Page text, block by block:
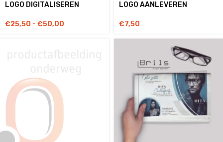
LOGO DIGITALISEREN
€25,50 - €50,00
LOGO AANLEVEREN
€7,50